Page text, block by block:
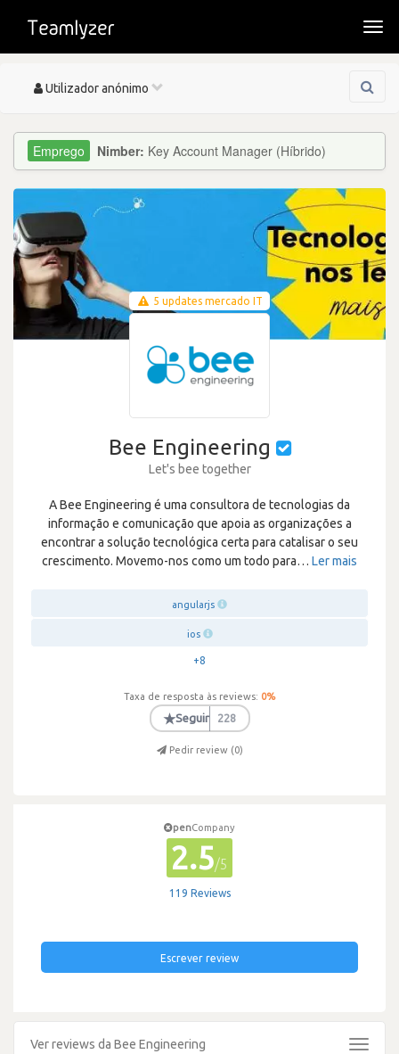
Toggle
Utilizador anónimo
Nimber: Key Account Manager (Híbrido)
5 updates mercado IT
Bee Engineering
Let's bee together
A Bee Engineering é uma consultora de tecnologias da
informação e comunicação que apoia as organizações a
encontrar a solução tecnológica certa para catalisar o seu
crescimento. Movemo-nos como um todo para… Ler mais
angularjs
ios
+8
Taxa de resposta às reviews: 0%
★Seguir 228
Pedir review (0)
penCompany
2.5/5
119 Reviews
Escrever review
Ver reviews da Bee Engineering
Toggle